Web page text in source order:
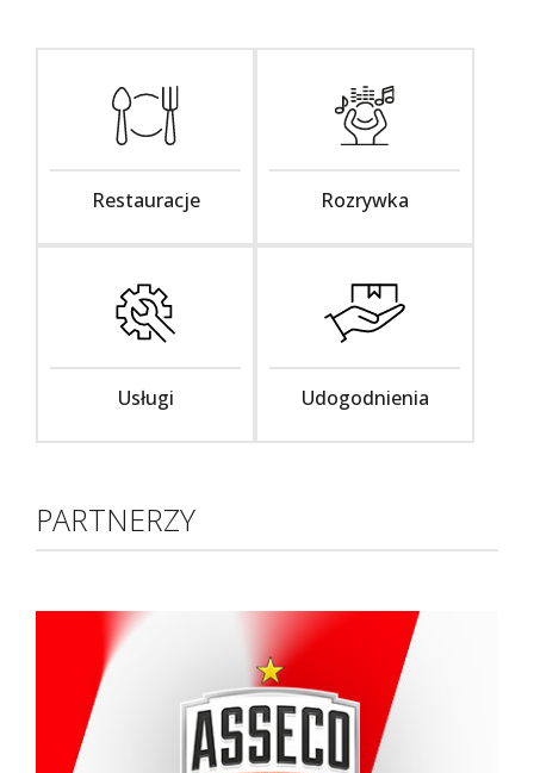
Restauracje Rozrywka
Usługi Udogodnienia
PARTNERZY